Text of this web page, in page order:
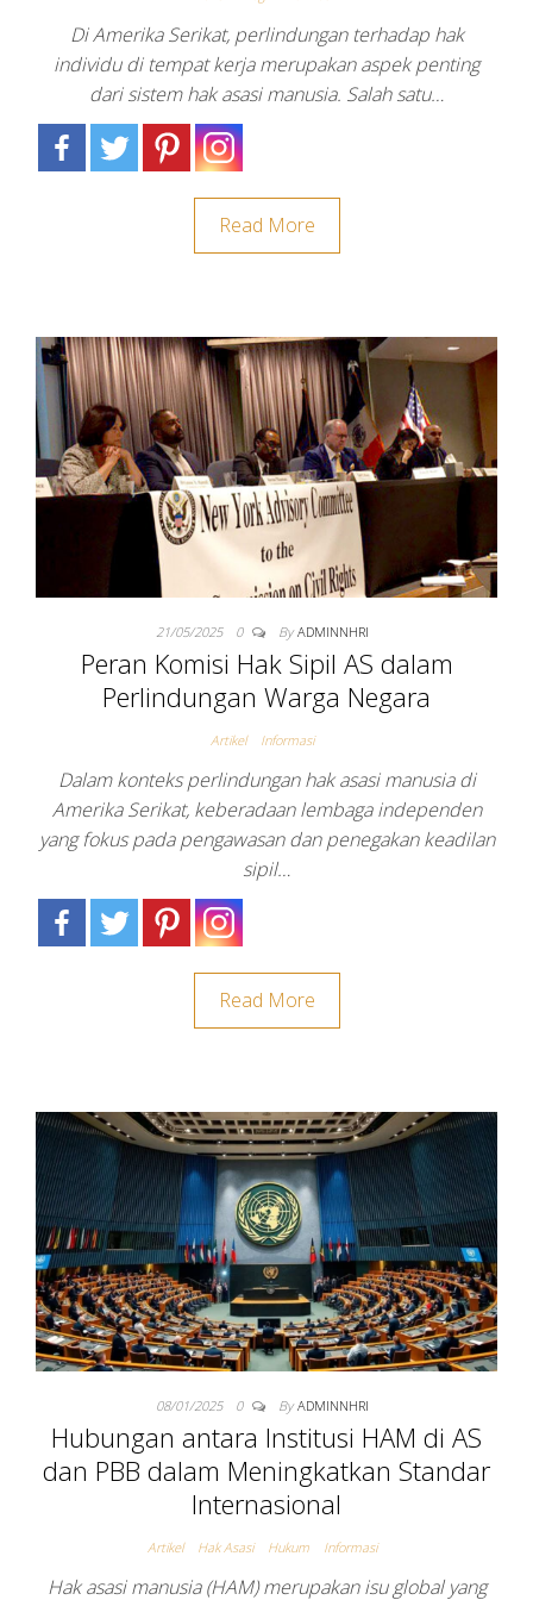
Di Amerika Serikat, perlindungan terhadap hak
individu di tempat kerja merupakan aspek penting
dari sistem hak asasi manusia. Salah satu…
Read More
21/05/2025 0 By ADMINNHRI
Peran Komisi Hak Sipil AS dalam
Perlindungan Warga Negara
Artikel Informasi
Dalam konteks perlindungan hak asasi manusia di
Amerika Serikat, keberadaan lembaga independen
yang fokus pada pengawasan dan penegakan keadilan
sipil…
Read More
08/01/2025 0 By ADMINNHRI
Hubungan antara Institusi HAM di AS
dan PBB dalam Meningkatkan Standar
Internasional
Artikel Hak Asasi Hukum Informasi
Hak asasi manusia (HAM) merupakan isu global yang